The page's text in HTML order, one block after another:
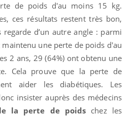
de poids d'au moins 15 kg.
ces résultats restent très bon,
d’un autre angle : parmi
une perte de poids d'au
2 ans, 29 (64%) ont obtenu une
Cela prouve que la perte de
aider les diabétiques. Les
insister auprès des médecins
la perte de poids chez les